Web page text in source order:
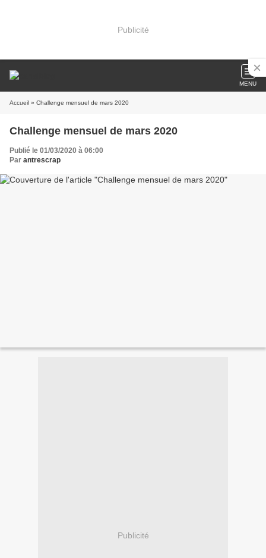
Publicité
MENU
Accueil » Challenge mensuel de mars 2020
Challenge mensuel de mars 2020
Publié le 01/03/2020 à 06:00
Par antrescrap
Publicité